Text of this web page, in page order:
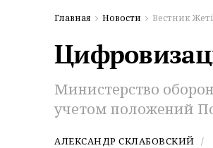
Главная Новости Вестник
Министерство
учетом положений
АЛЕКСАНДР СКЛАБОВСКИЙ